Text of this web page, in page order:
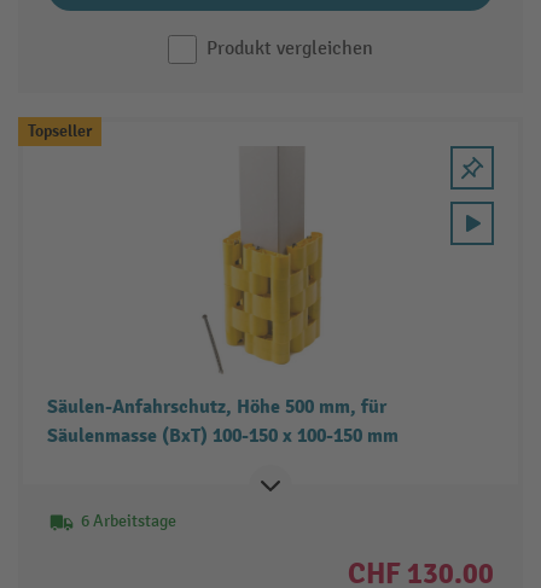
Produkt vergleichen
Topseller
Säulen-Anfahrschutz, Höhe 500 mm, für
Säulenmasse (BxT) 100-150 x 100-150 mm
6 Arbeitstage
CHF 130.00